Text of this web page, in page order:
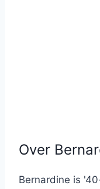
Over
Bernardine is